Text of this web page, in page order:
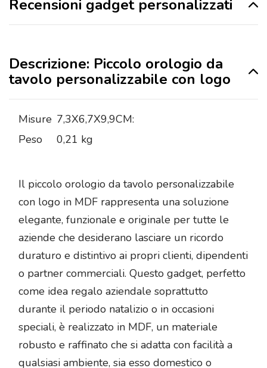
Recensioni gadget personalizzati
Descrizione: Piccolo orologio da
tavolo personalizzabile con logo
Misure 7,3X6,7X9,9CM:
Peso
0,21 kg
Il piccolo orologio da tavolo personalizzabile
con logo in MDF rappresenta una soluzione
elegante, funzionale e originale per tutte le
aziende che desiderano lasciare un ricordo
duraturo e distintivo ai propri clienti, dipendenti
o partner commerciali. Questo gadget, perfetto
come idea regalo aziendale soprattutto
durante il periodo natalizio o in occasioni
speciali, è realizzato in MDF, un materiale
robusto e raffinato che si adatta con facilità a
qualsiasi ambiente, sia esso domestico o